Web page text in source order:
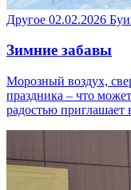
Другое 02.02.2026
Зимние забавы
Морозный воздух,
праздника – что
радостью